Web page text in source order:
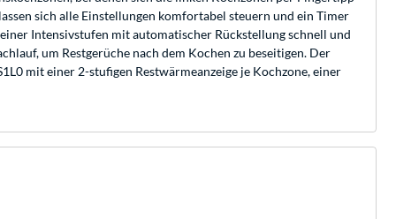
sich alle Einstellungen komfortabel steuern und ein Timer
Intensivstufen mit automatischer Rückstellung schnell und
um Restgerüche nach dem Kochen zu beseitigen. Der
mit einer 2-stufigen Restwärmeanzeige je Kochzone, einer